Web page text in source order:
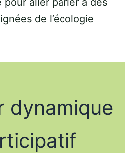
pour aller parler à des
de l’écologie
dynamique